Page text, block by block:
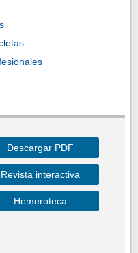
Descargar PDF
Revista interactiva
Hemeroteca